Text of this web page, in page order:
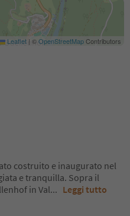
Leaflet | ©OpenStreetMapContributors
costruito e inaugurato nel
e tranquilla. Sopra il
in Val... Leggi tutto